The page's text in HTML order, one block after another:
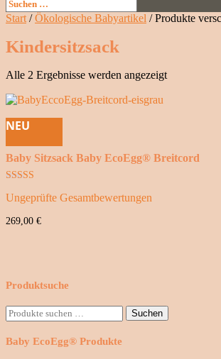
Start /Ökologische Babyartikel / Produkte
Kindersitzsack
Alle 2 Ergebnisse werden angezeigtNach
NEU
Baby Sitzsack Baby EcoEgg® Breitcord
5.00
Ungeprüfte Gesamtbewertungen
269,00 €
Produktsuche
Suche
nach:
Suchen
Baby EcoEgg® Produkte